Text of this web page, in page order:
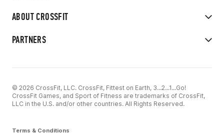
ABOUT CROSSFIT
PARTNERS
© 2026 CrossFit, LLC. CrossFit, Fittest on Earth, 3...2...1...Go!
CrossFit Games, and Sport of Fitness are trademarks of CrossFit,
LLC in the U.S. and/or other countries. All Rights Reserved.
Terms & Conditions